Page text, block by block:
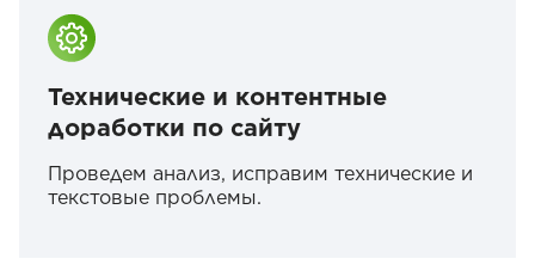
Технические и контентные
доработки по сайту
Проведем анализ, исправим технические и
текстовые проблемы.